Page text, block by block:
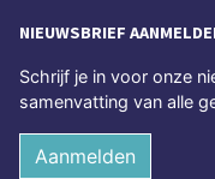
NIEUWSBRIEF
Schrijf je in voor onze
samenvatting van alle
Aanmelden